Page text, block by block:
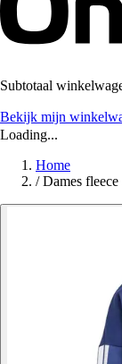
Subtotaal
Bekijk mijn
Loading...
Home
/ Dames